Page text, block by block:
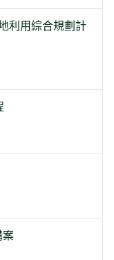
利用綜合規劃計
案